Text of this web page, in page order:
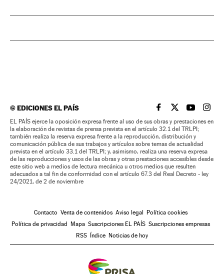
©EDICIONES EL PAÍS EL PAÍS BRASIL EN
EL PAÍSEL PAÍS
EL
EL PAÍS ejerce la oposición expresa frente al uso de sus obras y prestaciones en
la elaboración de revistas de prensa prevista en el artículo 32.1 del TRLPI;
también realiza la reserva expresa frente a la reproducción, distribución y
comunicación pública de sus trabajos y artículos sobre temas de actualidad
prevista en el artículo 33.1 del TRLPI; y, asimismo, realiza una reserva expresa
de las reproducciones y usos de las obras y otras prestaciones accesibles desde
este sitio web a medios de lectura mecánica u otros medios que resulten
adecuados a tal fin de conformidad con el artículo 67.3 del Real Decreto - ley
24/2021, de 2 de noviembre
Contacto Venta de contenidos Aviso legal
Política cookies
Política de privacidad
Mapa Suscripciones EL PAÍS Suscripciones empresas
RSS
Índice Noticias de hoy